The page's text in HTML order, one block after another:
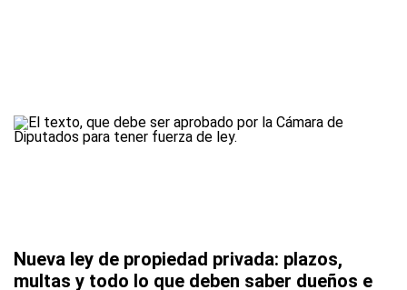
Nueva ley de propiedad privada: plazos,
multas y todo lo que deben saber dueños e